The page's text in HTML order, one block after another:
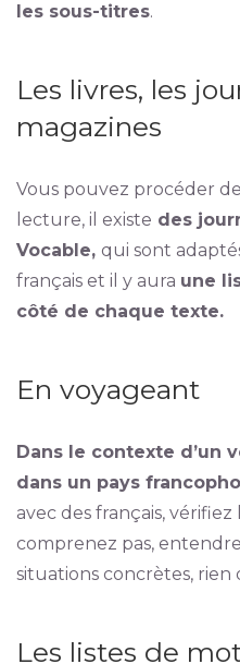
les sous-titres.
Les livres, les
magazines
Vous pouvez procéder
lecture, il existe des
Vocable, qui sont
français et il y aura une
côté de chaque texte.
En voyageant
Dans le contexte d’un
dans un pays
avec des français,
comprenez pas,
situations concrètes,
Les listes de